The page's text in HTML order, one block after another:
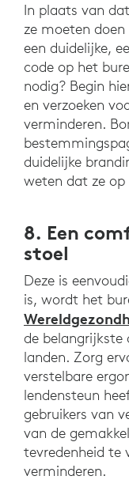
In plaats van
ze moeten
een duidelijke,
code op het
nodig? Begin
en verzoeken
verminderen.
duidelijke
weten dat ze
8. Een
stoel
Deze is
is, wordt het
de belangrijkste
landen. Zorg
verstelbare
lendensteun
gebruikers van
van de
tevredenheid te
verminderen.